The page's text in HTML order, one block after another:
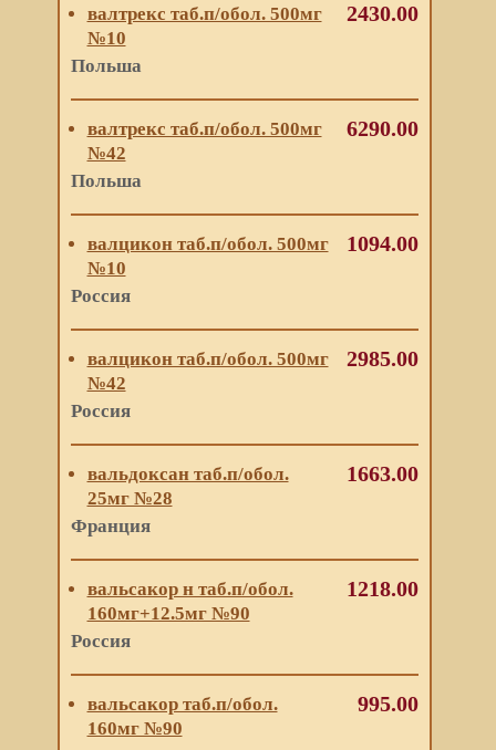
валтрекс таб.п/обол. 500мг
№10
Польша
2430.00
валтрекс таб.п/обол. 500мг
№42
Польша
6290.00
валцикон таб.п/обол. 500мг
№10
Россия
1094.00
валцикон таб.п/обол. 500мг
№42
Россия
2985.00
вальдоксан таб.п/обол.
25мг №28
Франция
1663.00
вальсакор н таб.п/обол.
160мг+12.5мг №90
Россия
1218.00
вальсакор таб.п/обол.
160мг №90
995.00